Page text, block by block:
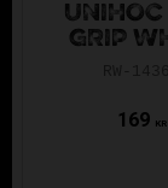
UNIHOC
GRIP
169 KR